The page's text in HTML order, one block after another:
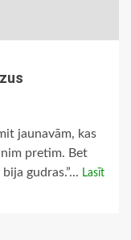
jaunavām, kas
pretim. Bet
gudras.”... Lasīt